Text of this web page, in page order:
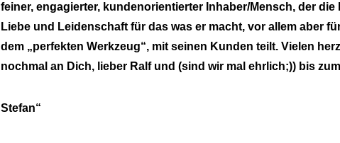
feiner, engagierter, kundenorientierter Inhaber/Mensch, der die
Liebe und Leidenschaft für das was er macht, vor allem aber
dem „perfekten Werkzeug“, mit seinen Kunden teilt. Vielen
nochmal an Dich, lieber Ralf und (sind wir mal ehrlich;)) bis
Stefan“